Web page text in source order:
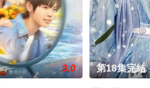
3.0 第18集完结